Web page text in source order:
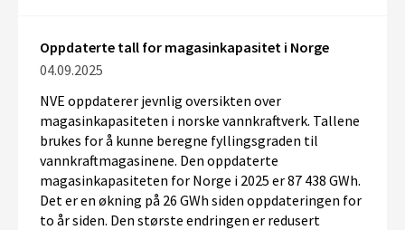
Oppdaterte tall for magasinkapasitet i Norge
04.09.2025
NVE oppdaterer jevnlig oversikten over
magasinkapasiteten i norske vannkraftverk. Tallene
brukes for å kunne beregne fyllingsgraden til
vannkraftmagasinene. Den oppdaterte
magasinkapasiteten for Norge i 2025 er 87 438 GWh.
Det er en økning på 26 GWh siden oppdateringen for
to år siden. Den største endringen er redusert